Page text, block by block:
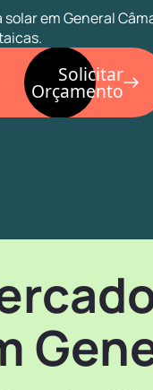
solar em General
Solicitar
Orçamento